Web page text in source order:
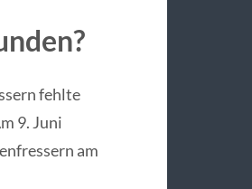
fehlte
9. Juni
am